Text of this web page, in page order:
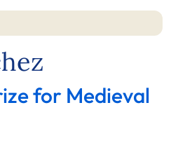
for Medieval